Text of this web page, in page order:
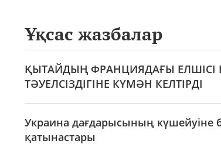
Ұқсас жазбалар
ҚЫТАЙДЫҢ ФРАНЦИЯДАҒЫ ЕЛШІСІ
ТӘУЕЛСІЗДІГІНЕ КҮМӘН КЕЛТІРДІ
Украина дағдарысының күшейуіне
қатынастары